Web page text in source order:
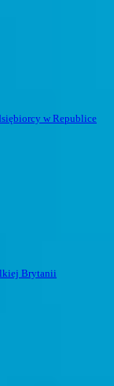
w Republice
Brytanii